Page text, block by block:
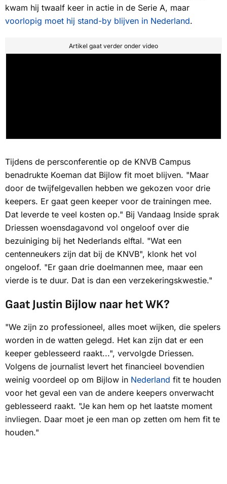
kwam hij twaalf keer in actie in de Serie A, maar
voorlopig moet hij stand-by blijven in Nederland.
Artikel gaat verder onder video
Tijdens de persconferentie op de KNVB Campus
benadrukte Koeman dat Bijlow fit moet blijven. "Maar
door de twijfelgevallen hebben we gekozen voor drie
keepers. Er gaat geen keeper voor de trainingen mee.
Dat leverde te veel kosten op." Bij Vandaag Inside sprak
Driessen woensdagavond vol ongeloof over die
bezuiniging bij het Nederlands elftal. "Wat een
centenneukers zijn dat bij de KNVB", klonk het vol
ongeloof. "Er gaan drie doelmannen mee, maar een
vierde is te duur. Dat is dan een verzekeringskwestie."
Gaat Justin Bijlow naar het WK?
"We zijn zo professioneel, alles moet wijken, die spelers
worden in de watten gelegd. Het kan zijn dat er een
keeper geblesseerd raakt...", vervolgde Driessen.
Volgens de journalist levert het financieel bovendien
weinig voordeel op om Bijlow in Nederland fit te houden
voor het geval een van de andere keepers onverwacht
geblesseerd raakt. "Je kan hem op het laatste moment
invliegen. Daar moet je een man op zetten om hem fit te
houden."